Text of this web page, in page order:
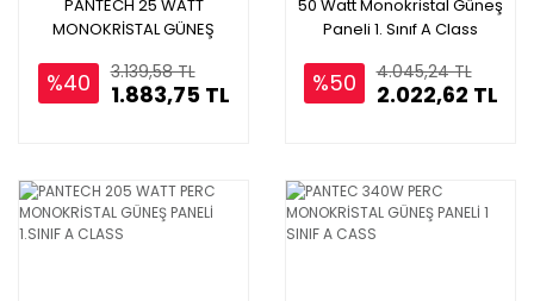
PANTECH 25 WATT
MONOKRİSTAL GÜNEŞ
%40 3.139,58 TL
1.883,75 TL
50 Watt Monokristal Güneş
Paneli 1. Sınıf A Class
%50 4.045,24 TL
2.022,62 TL